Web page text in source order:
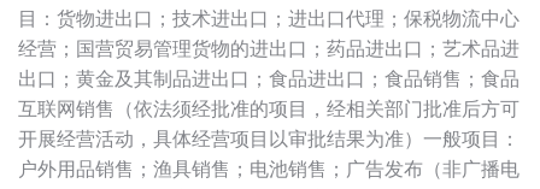
目：货物进出口；技术进出口；进出口代理；保税物流中心
经营；国营贸易管理货物的进出口；药品进出口；艺术品进
出口；黄金及其制品进出口；食品进出口；食品销售；食品
互联网销售（依法须经批准的项目，经相关部门批准后方可
开展经营活动，具体经营项目以审批结果为准）一般项目：
户外用品销售；渔具销售；电池销售；广告发布（非广播电